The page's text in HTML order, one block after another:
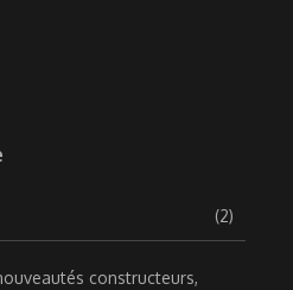
(2)
constructeurs,